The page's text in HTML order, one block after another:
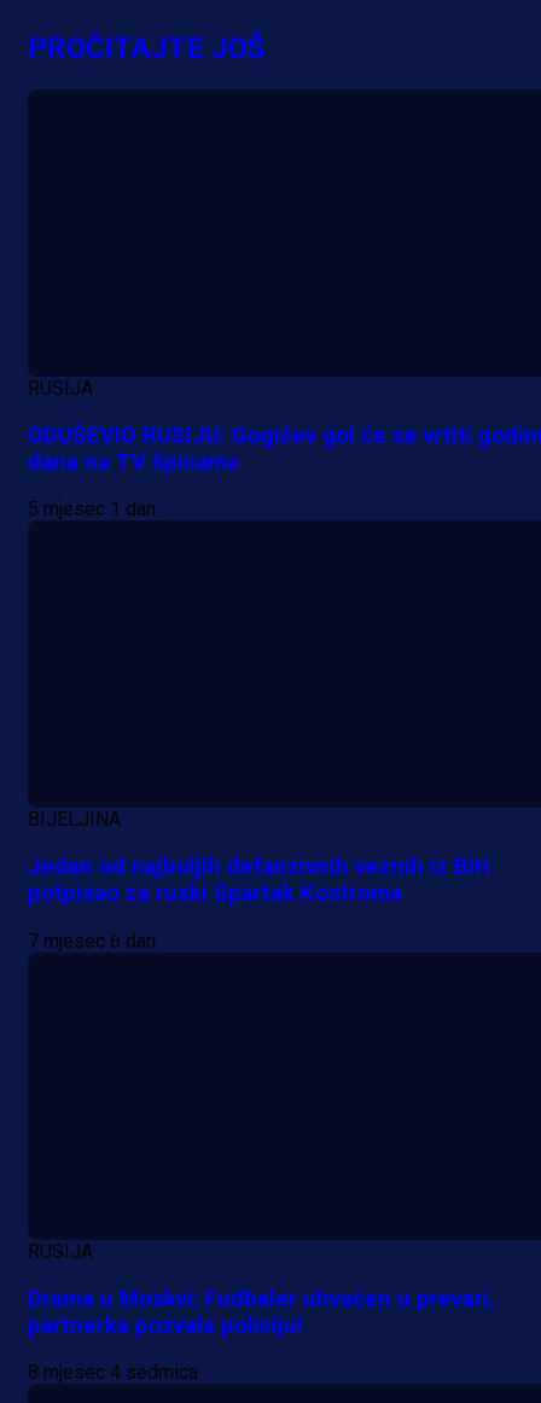
A Selekcija
PROČITAJTE JOŠ
RUSIJA
ODUŠEVIO RUSIJU: Gogićev gol će se vrtiti
dana na TV špicama
5 mjesec 1 dan
BIJELJINA
Jedan od najboljih defanzivnih veznih iz BiH
potpisao za ruski Spartak Kostroma
7 mjesec 6 dan
RUSIJA
Drama u Moskvi: Fudbaler uhvaćen u prevari,
partnerka pozvala policiju!
8 mjesec 4 sedmica